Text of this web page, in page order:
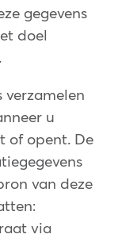
gegevens
doel
verzamelen
u
of opent. De
van deze
via